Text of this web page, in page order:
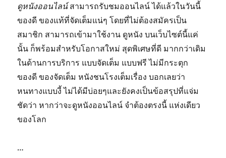
ดูหนังออนไลน์สามารถรับชมออนไลน์ ได้แล้วในวันนี้
ของดี ของแท้ที่จัดเต็มแน่ๆ โดยที่ไม่ต้องสมัครเป็น
สมาชิก สามารถเข้ามาใช้งาน ดูหนัง บนเว็บไซต์นี้แค่
นั้น ก็พร้อมสำหรับโอกาสใหม่ สุดพิเศษที่ดี มากกว่าเดิม
ในด้านการบริการ แบบจัดเต็ม แบบฟรี ไม่มีกระตุก
ของดี ของจัดเต็ม หนังชนโรงเต็มเรื่อง บอกเลยว่า
หนทางแบบงี้ ไม่ได้มีบ่อยๆและยังคงเป็นข้อสรุปที่แจ่ม
ชัดว่า หากว่าจะดูหนังออนไลน์ จำต้องตรงนี้ แห่งเดียว
ของโลก
…